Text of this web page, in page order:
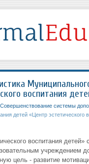
воспитания
Совершенствование системы
детей «Центр эстетического
воспитания
учреждением
цель - развитие